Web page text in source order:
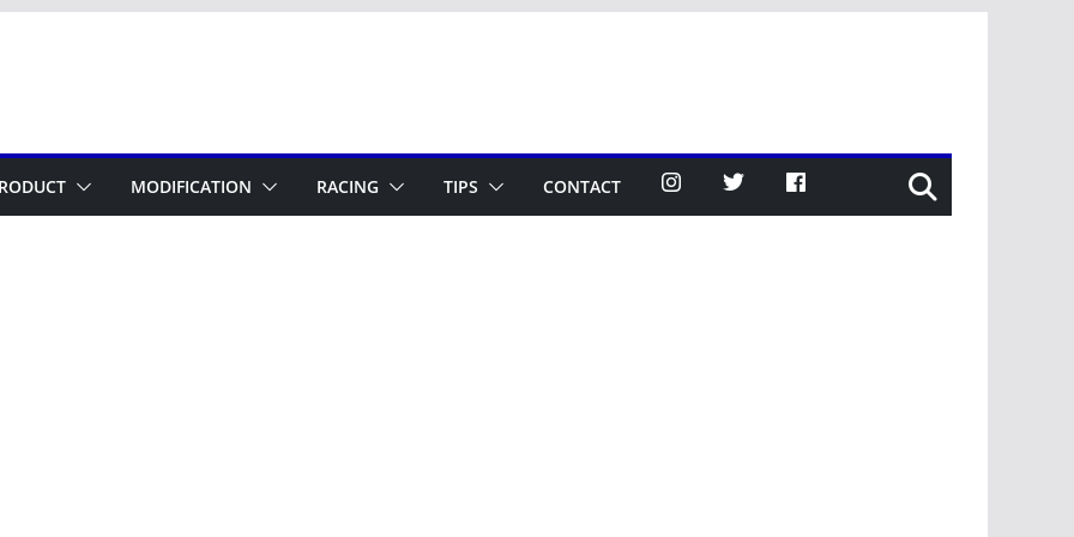
MODIFICATION RACING TIPS CONTACT